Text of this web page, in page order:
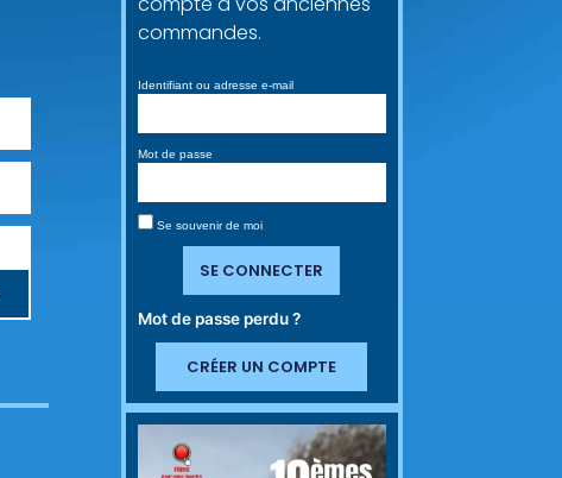
commandes.
Identifiant ou adresse e-mail
Mot de passe
Se souvenir de moi
SE CONNECTER
Mot de passe perdu ?
CRÉER UN COMPTE